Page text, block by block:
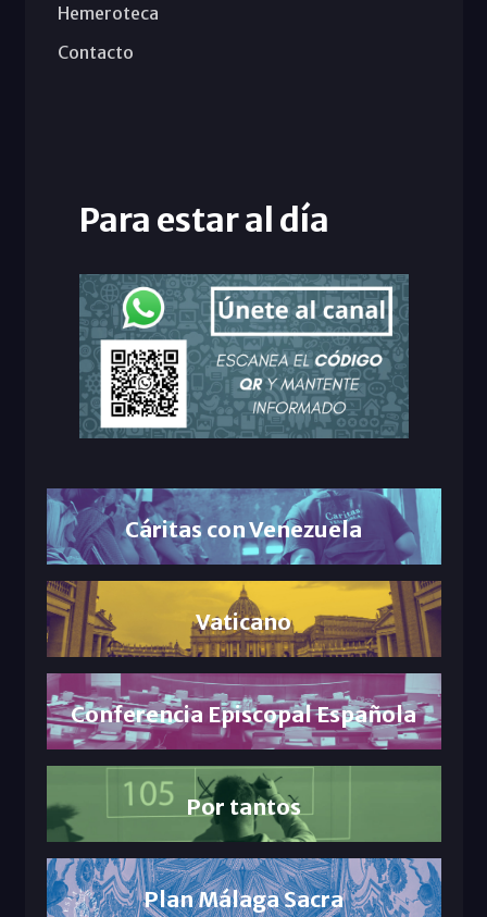
Hemeroteca
Contacto
Para estar al día
Cáritas con Venezuela
Vaticano
Conferencia Episcopal Española
Por tantos
Plan Málaga Sacra